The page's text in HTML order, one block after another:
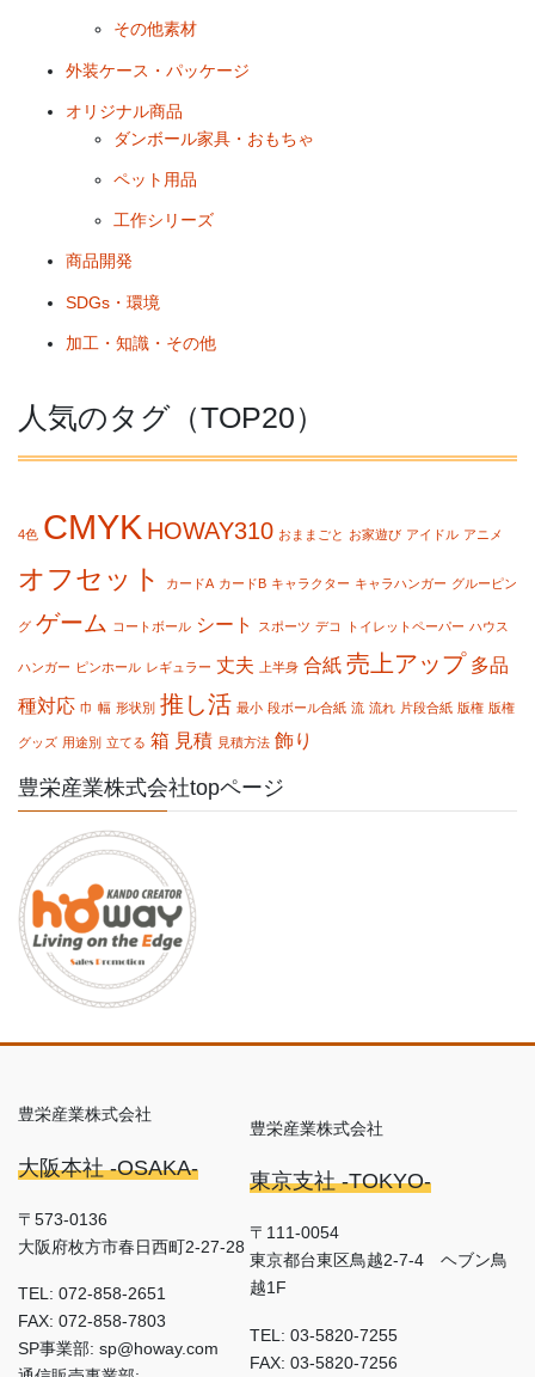
その他素材
外装ケース・パッケージ
オリジナル商品
ダンボール家具・おもちゃ
ペット用品
工作シリーズ
商品開発
SDGs・環境
加工・知識・その他
人気のタグ（TOP20）
4色 CMYK HOWAY310 おままごと お家遊び アイドル アニメ
オフセット カードA カードB キャラクター キャラハンガー グルーピン
グ ゲーム コートボール シート スポーツ デコ トイレットペーパー ハウス
ハンガー ピンホール レギュラー 丈夫 上半身 合紙 売上アップ 多品
種対応 巾 幅 形状別 推し活 最小 段ボール合紙 流 流れ 片段合紙 版権 版権
グッズ 用途別 立てる 箱 見積 見積方法 飾り
豊栄産業株式会社topページ
豊栄産業株式会社
大阪本社 -OSAKA-
〒573-0136
大阪府枚方市春日西町2-27-28
TEL: 072-858-2651
FAX: 072-858-7803
SP事業部: sp@howay.com
豊栄産業株式会社
東京支社 -TOKYO-
〒111-0054
東京都台東区鳥越2-7-4 ヘブン鳥
越1F
TEL: 03-5820-7255
FAX: 03-5820-7256